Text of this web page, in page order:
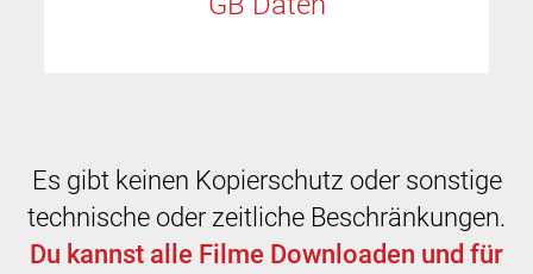
Es gibt keinen Kopierschutz oder sonstige
technische oder zeitliche Beschränkungen.
Du kannst alle Filme Downloaden und für